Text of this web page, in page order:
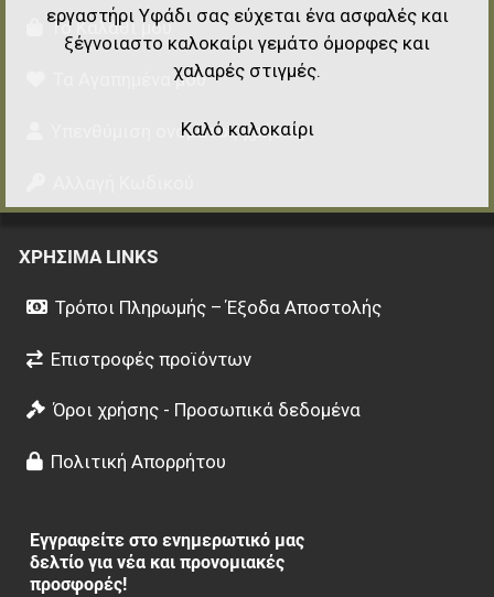
Το Καλάθι μου
Τα Αγαπημένα μου
Υπενθύμιση ονόματος χρήστη
ΧΡΉΣΙΜΑ LINKS
Τρόποι Πληρωμής – Έξοδα Αποστολής
Επιστροφές προϊόντων
Όροι χρήσης - Προσωπικά δεδομένα
Πολιτική Απορρήτου
Εγγραφείτε στο ενημερωτικό μας
δελτίο για νέα και προνομιακές
προσφορές!
εργαστήρι Υφάδι σας εύχεται ένα ασφαλές και
ξέγνοιαστο καλοκαίρι γεμάτο όμορφες και
χαλαρές στιγμές.
Καλό καλοκαίρι